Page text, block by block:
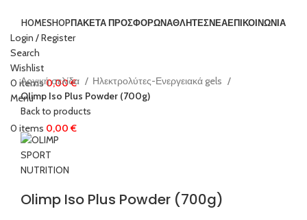
HOMESHOPΠΑΚΕΤΑ ΠΡΟΣΦΟΡΩΝΑΘΛΗΤΕΣΝΕΑΕΠΙΚΟΙΝΩΝΙΑ
Login / Register
Search
Wishlist
0 items0,00€
Menu
0 items 0,00€
Click to enlarge
Αρχική σελίδα
Ηλεκτρολύτες-Ενεργειακά gels
Olimp Iso Plus Powder (700g)
Back to products
Olimp Iso Plus Powder (700g)